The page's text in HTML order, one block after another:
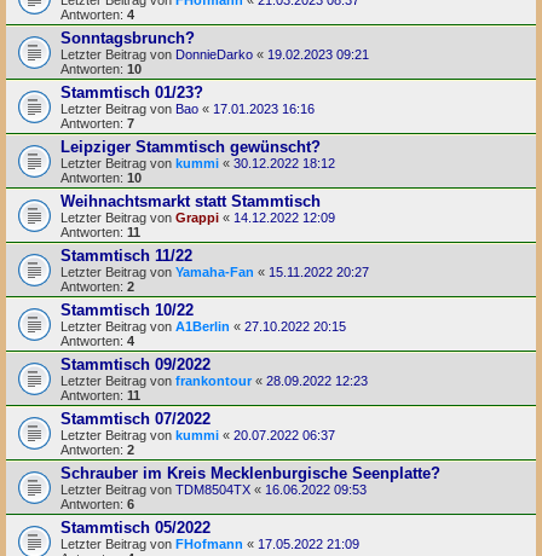
Antworten: 4
Sonntagsbrunch?
Letzter Beitrag von DonnieDarko « 19.02.2023 09:21
Antworten: 10
Stammtisch 01/23?
Letzter Beitrag von Bao « 17.01.2023 16:16
Antworten: 7
Leipziger Stammtisch gewünscht?
Letzter Beitrag von kummi « 30.12.2022 18:12
Antworten: 10
Weihnachtsmarkt statt Stammtisch
Letzter Beitrag von Grappi « 14.12.2022 12:09
Antworten: 11
Stammtisch 11/22
Letzter Beitrag von Yamaha-Fan « 15.11.2022 20:27
Antworten: 2
Stammtisch 10/22
Letzter Beitrag von A1Berlin « 27.10.2022 20:15
Antworten: 4
Stammtisch 09/2022
Letzter Beitrag von frankontour « 28.09.2022 12:23
Antworten: 11
Stammtisch 07/2022
Letzter Beitrag von kummi « 20.07.2022 06:37
Antworten: 2
Schrauber im Kreis Mecklenburgische Seenplatte?
Letzter Beitrag von TDM8504TX « 16.06.2022 09:53
Antworten: 6
Stammtisch 05/2022
Letzter Beitrag von FHofmann « 17.05.2022 21:09